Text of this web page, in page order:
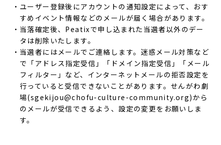
ユーザー登録後にアカウントの通知設定によって、おす
すめイベント情報などのメールが届く場合があります。
当落確定後、Peatixで申し込まれた当選者以外のデー
タは削除いたします。
当選者にはメールでご連絡します。迷惑メール対策など
で「アドレス指定受信」「ドメイン指定受信」「メール
フィルター」など、インターネットメールの拒否設定を
行っていると受信できないことがあります。せんがわ劇
場(sgekijou@chofu-culture-community.org)から
のメールが受信できるよう、設定の変更をお願いしま
す。